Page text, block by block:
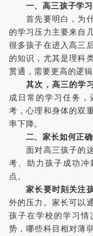
一、高三孩子学习
首先要明白，为什
的学习压力主要来自
很多孩子在进入高三
的知识，尤其是理科
贯通，需要更高的逻辑
其次，高三的学
成日常的学习任务，
考，心理和身体的双
率下降。
二、家长如何正确
面对高三孩子的这
考、助力孩子成功冲
点。
家长要时刻关注
外的压力。家长可以
孩子在学校的学习情
势，哪些科目相对薄